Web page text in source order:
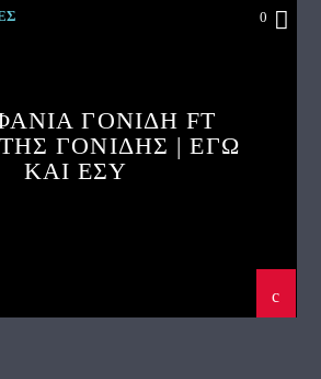
0
ΓΟΝΙΔΗ FT
ΓΟΝΙΔΗΣ | ΕΓΩ
ΚΑΙ ΕΣΥ